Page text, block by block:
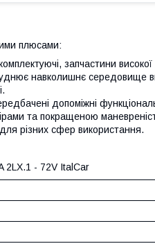
плюсами:
запчастини високої
навколишнє середовище
допоміжні
та покращеною
різних сфер використання.
2LX.1 - 72V ItalCar